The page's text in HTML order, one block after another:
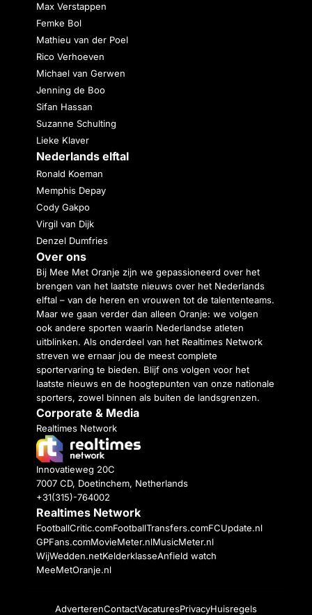
Max Verstappen
Femke Bol
Mathieu van der Poel
Rico Verhoeven
Michael van Gerwen
Jenning de Boo
Sifan Hassan
Suzanne Schulting
Lieke Klaver
Nederlands elftal
Ronald Koeman
Memphis Depay
Cody Gakpo
Virgil van Dijk
Denzel Dumfries
Over ons
Bij Mee Met Oranje zijn we gepassioneerd over het
brengen van het laatste nieuws over het Nederlands
elftal – van de heren en vrouwen tot de talententeams.
Maar we gaan verder dan alleen Oranje: we volgen
ook andere sporten waarin Nederlandse atleten
uitblinken. Als onderdeel van het Realtimes Network
streven we ernaar jou de meest complete
sportervaring te bieden. Blijf ons volgen voor het
laatste nieuws en de hoogtepunten van onze nationale
sporters, zowel binnen als buiten de landsgrenzen.
Corporate & Media
Realtimes Network
Innovatieweg 20C
7007 CD, Doetinchem, Netherlands
+31(315)-764002
Realtimes Network
FootballCritic.comFootballTransfers.comFCUpdate.nl
GPFans.comMovieMeter.nlMusicMeter.nl
WijWedden.netKelderklasseAnfield watch
MeeMetOranje.nl
AdverterenContactVacaturesPrivacyHuisregels